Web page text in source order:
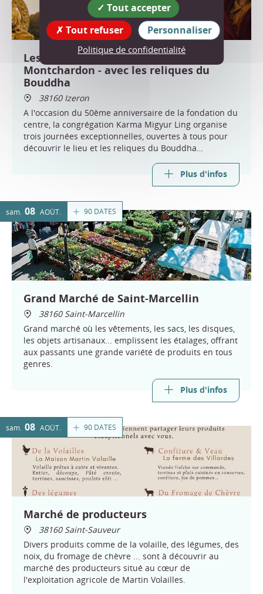
Les 50 ans du centre bouddhiste de
Montchardon - avec les reliques du
Bouddha
38160 Izeron
A l'occasion du 50ème anniversaire de la fondation du
centre, la congrégation Karma Migyur Ling organise
trois journées exceptionnelles, ouvertes à tous pour
découvrir le lieu et les reliques du Bouddha
Plus d'infos
90 DATES
sam. 08 AOÛT
Grand Marché de Saint-Marcellin
38160 Saint-Marcellin
Grand marché où les vêtements, les sacs, les disques,
les objets artisanaux... emplissent les étalages, offrant
aux passants une grande variété de produits en tous
genres.
Plus d'infos
90 DATES
sam. 08 AOÛT
Marché de producteurs
38160 Saint-Sauveur
Divers produits comme de la volaille, des légumes, des
noix, du fromage de chèvre ... sont à découvrir au
marché des producteurs situé au cœur de
l'exploitation agricole de Martin Volailles.
Tout accepter
Tout refuser
Personnaliser
Politique de confidentialité